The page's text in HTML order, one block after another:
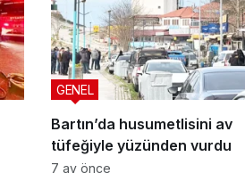
Bartın’da husumetlisini av
tüfeğiyle yüzünden vurdu
GENEL
7 ay önce